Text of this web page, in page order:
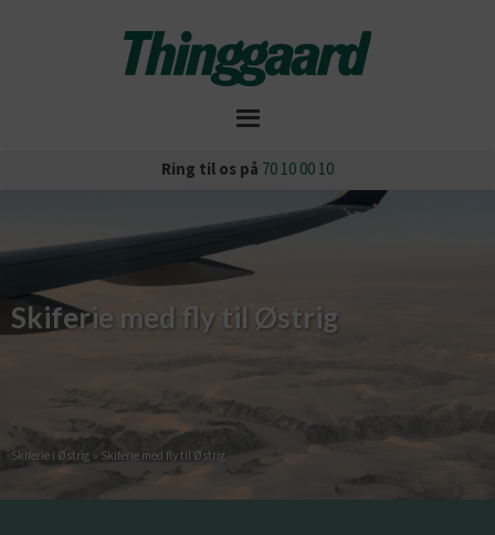
Ring til os på 70 10 00 10
Skiferie med fly til Østrig
Skiferie i Østrig» Skiferie med fly til Østrig